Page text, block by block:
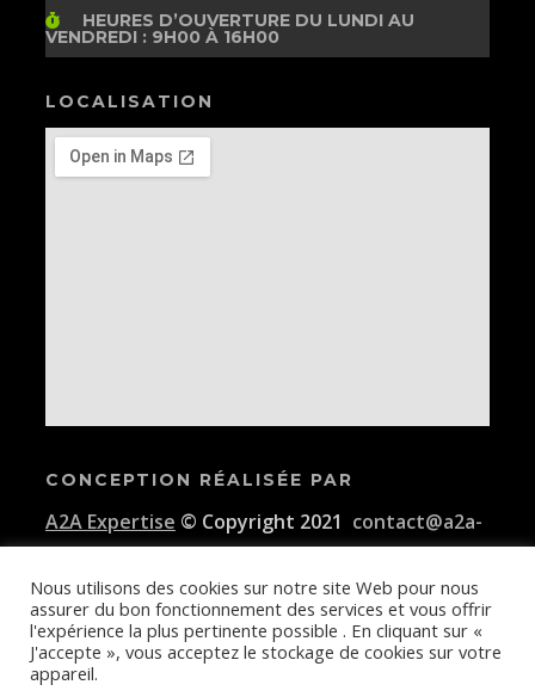
HEURES D’OUVERTUREDU LUNDI AU
VENDREDI : 9H00 À 16H00
LOCALISATION
CONCEPTION RÉALISÉE PAR
A2A Expertise © Copyright 2021 contact@a2a-
expertise.com
Conditions générales d'utilisation de la plateforme E-KAIDI
Nous utilisons des cookies sur notre site Web pour nous
assurer du bon fonctionnement des services et vous offrir
l'expérience la plus pertinente possible . En cliquant sur «
J'accepte », vous acceptez le stockage de cookies sur votre
appareil.